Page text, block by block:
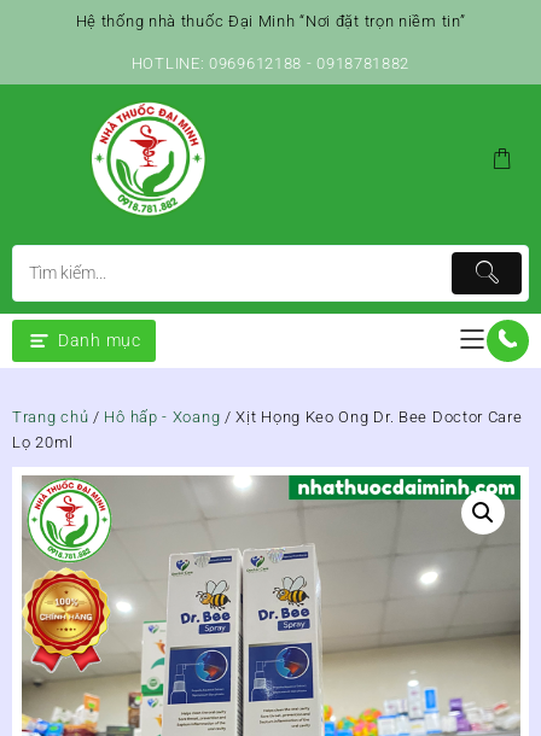
Hệ thống nhà thuốc Đại Minh “Nơi đặt trọn niềm tin”
HOTLINE: 0969612188 - 0918781882
Danh mục
Trang chủ / Hô hấp - Xoang / Xịt Họng Keo Ong Dr. Bee Doctor Care
Lọ 20ml